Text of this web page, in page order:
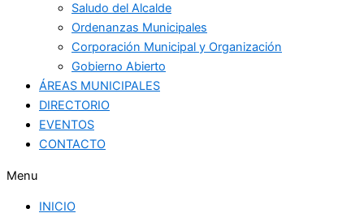
Saludo del Alcalde
Ordenanzas Municipales
Corporación Municipal y Organización
Gobierno Abierto
ÁREAS MUNICIPALES
DIRECTORIO
EVENTOS
CONTACTO
Menu
INICIO